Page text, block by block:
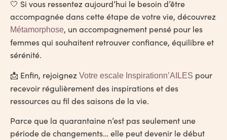
🤍 Si vous ressentez aujourd’hui le besoin d’être
accompagnée dans cette étape de votre vie, découvrez
Métamorphose, un accompagnement pensé pour les
femmes qui souhaitent retrouver confiance, équilibre et
sérénité.
📩 Enfin, rejoignez Votre escale Inspirationn’AILES pour
recevoir régulièrement des inspirations et des
ressources au fil des saisons de la vie.
Parce que la quarantaine n’est pas seulement une
période de changements… elle peut devenir le début